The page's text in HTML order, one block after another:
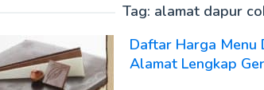
Tag: alamat dapur
Daftar Harga Menu
Alamat Lengkap